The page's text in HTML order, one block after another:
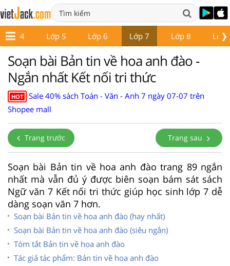
❯
Lớp 4 Lớp 5 Lớp 6 Lớp 7 Lớp 8 Lớp
Soạn bài Bản tin về hoa anh đào -
Ngắn nhất Kết nối tri thức
HOT
Sale 40% sách Toán - Văn - Anh 7 ngày 07-07 trên
Shopee mall
Trang trước Trang sau
Soạn bài Bản tin về hoa anh đào trang 89 ngắn
nhất mà vẫn đủ ý được biên soạn bám sát sách
Ngữ văn 7 Kết nối tri thức giúp học sinh lớp 7 dễ
dàng soạn văn 7 hơn.
Soạn bài Bản tin về hoa anh đào (hay nhất)
Soạn bài Bản tin về hoa anh đào (siêu ngắn)
Tóm tắt Bản tin về hoa anh đào
Tác giả tác phẩm: Bản tin về hoa anh đào